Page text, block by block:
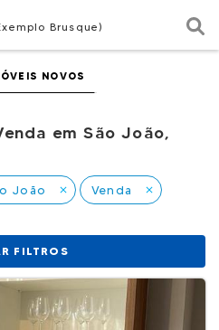
Brusque)
NOVOS
em São João,
João close Venda close
FILTROS